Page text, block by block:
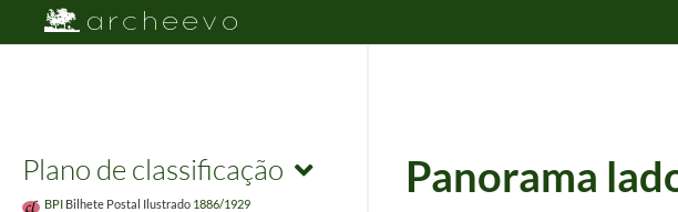
Plano de classificação
BPI Bilhete Postal Ilustrado 1886/1929
Panorama